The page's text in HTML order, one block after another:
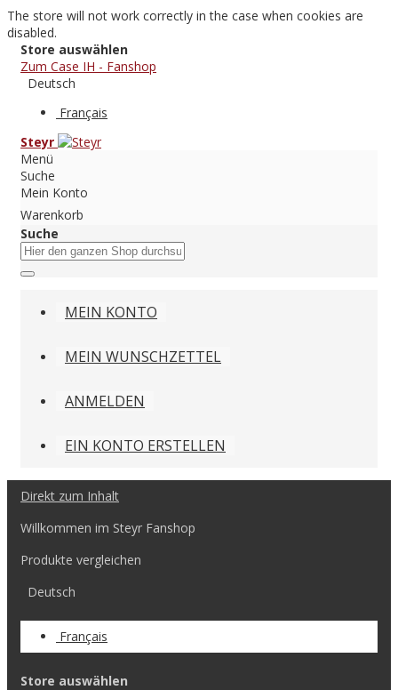
The store will not work correctly in the case when cookies are
disabled.
Store auswählen
Zum Case IH - Fanshop
Deutsch
Français
Steyr
Menü
Suche
Mein Konto
Warenkorb
Suche
MEIN KONTO
MEIN WUNSCHZETTEL
ANMELDEN
EIN KONTO ERSTELLEN
Direkt zum Inhalt
Willkommen im Steyr Fanshop
Produkte vergleichen
Deutsch
Français
Store auswählen